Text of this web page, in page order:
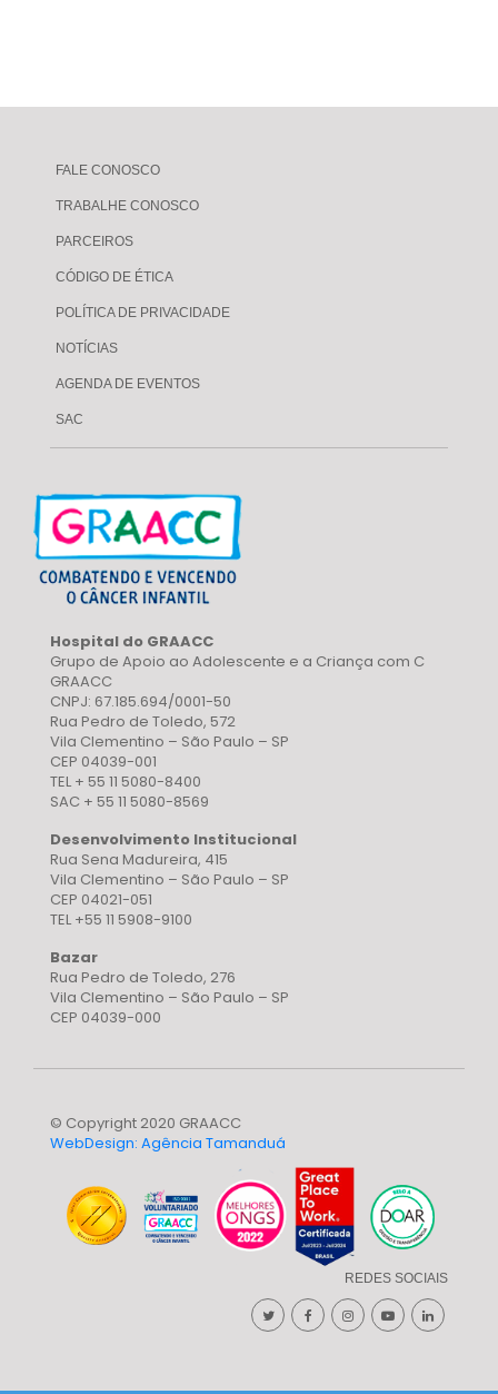
FALE CONOSCO
TRABALHE CONOSCO
PARCEIROS
CÓDIGO DE ÉTICA
POLÍTICA DE PRIVACIDADE
NOTÍCIAS
AGENDA DE EVENTOS
SAC
Hospital do GRAACC
Grupo de Apoio ao Adolescente e a Criança com C
GRAACC
CNPJ: 67.185.694/0001-50
Rua Pedro de Toledo, 572
Vila Clementino – São Paulo – SP
CEP 04039-001
TEL + 55 11 5080-8400
SAC + 55 11 5080-8569
Desenvolvimento Institucional
Rua Sena Madureira, 415
Vila Clementino – São Paulo – SP
CEP 04021-051
TEL +55 11 5908-9100
Bazar
Rua Pedro de Toledo, 276
Vila Clementino – São Paulo – SP
CEP 04039-000
© Copyright 2020 GRAACC
WebDesign: Agência Tamanduá
REDES SOCIAIS